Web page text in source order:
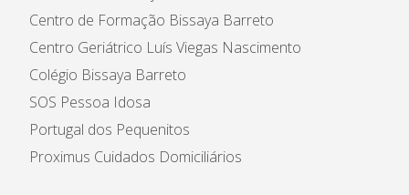
Centro de Formação Bissaya Barreto
Centro Geriátrico Luís Viegas Nascimento
Colégio Bissaya Barreto
SOS Pessoa Idosa
Portugal dos Pequenitos
Proximus Cuidados Domiciliários